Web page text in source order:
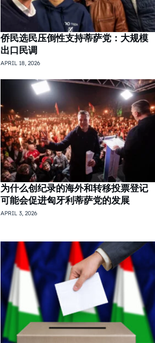
侨民选民压倒性支持蒂萨党：大规模
出口民调
APRIL 18, 2026
为什么创纪录的海外和转移投票登记
可能会促进匈牙利蒂萨党的发展
APRIL 3, 2026